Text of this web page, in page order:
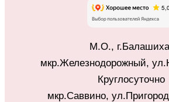
М.О.,
мкр.Железнодорожный,
Круглосуточно
мкр.Саввино,